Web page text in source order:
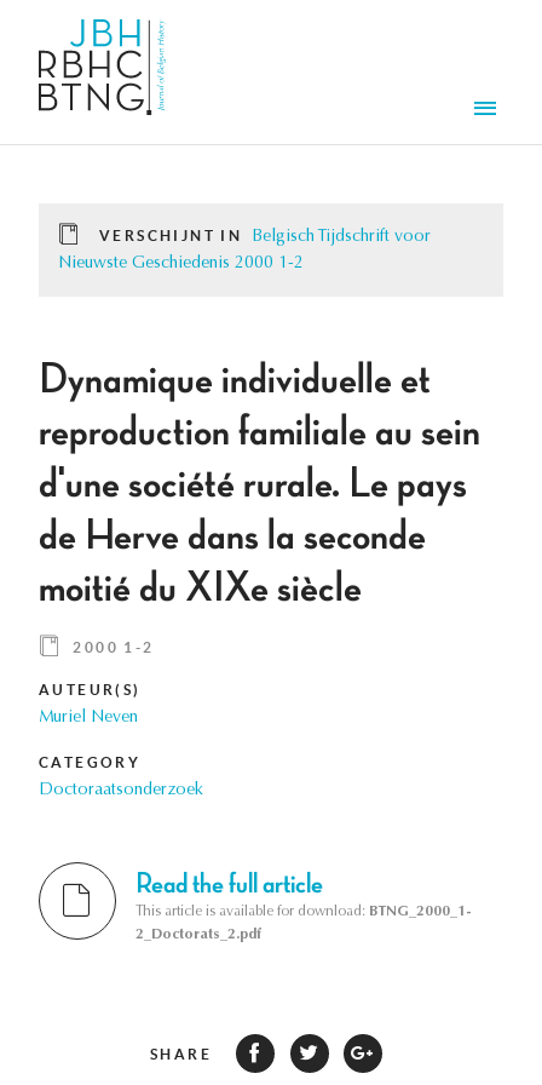
VERSCHIJNT IN
Belgisch Tijdschrift voor
Nieuwste Geschiedenis 2000 1-2
Dynamique individuelle et
reproduction familiale au sein
d'une société rurale. Le pays
de Herve dans la seconde
moitié du XIXe siècle
2000 1-2
AUTEUR(S)
Muriel Neven
CATEGORY
Doctoraatsonderzoek
Read the full article
This article is available for download: BTNG_2000_1-
2_Doctorats_2.pdf
SHARE